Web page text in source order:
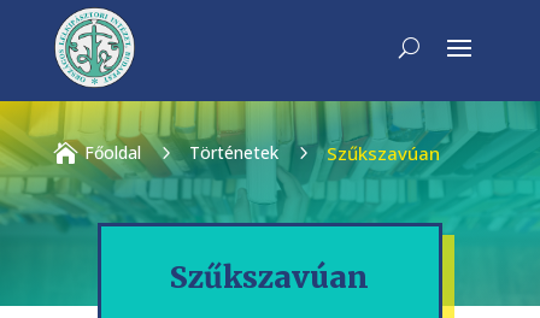
 Főoldal 5 Történetek 5 Szűkszavúan
Szűkszavúan